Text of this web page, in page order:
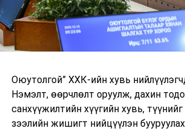
Оюутолгой” ХХК-ийн хувь
Нэмэлт, өөрчлөлт оруулж, дахин
санхүүжилтийн хүүгийн хувь,
зээлийн жишигт нийцүүлэн